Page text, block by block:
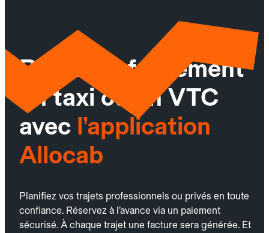
Réservez facilement
un taxi ou un VTC
avec l’application
Allocab
Planifiez vos trajets professionnels ou privés en toute
confiance. Réservez à l’avance via un paiement
sécurisé. À chaque trajet une facture sera générée. Et